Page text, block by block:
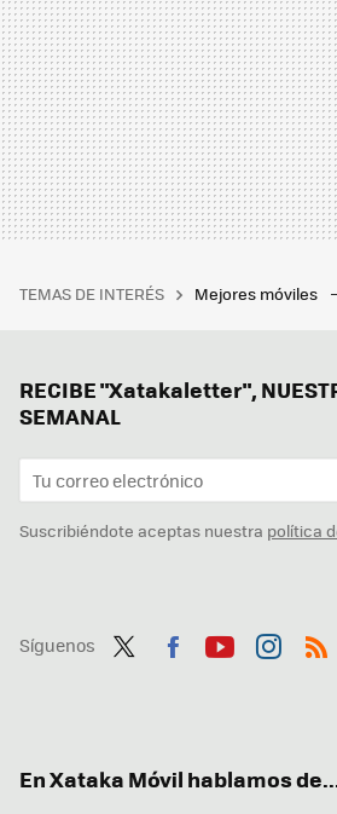
TEMAS DE INTERÉS Mejores móviles
RECIBE "Xatakaletter",
SEMANAL
Suscribiéndote aceptas nuestra política
Síguenos
En Xataka Móvil hablamos